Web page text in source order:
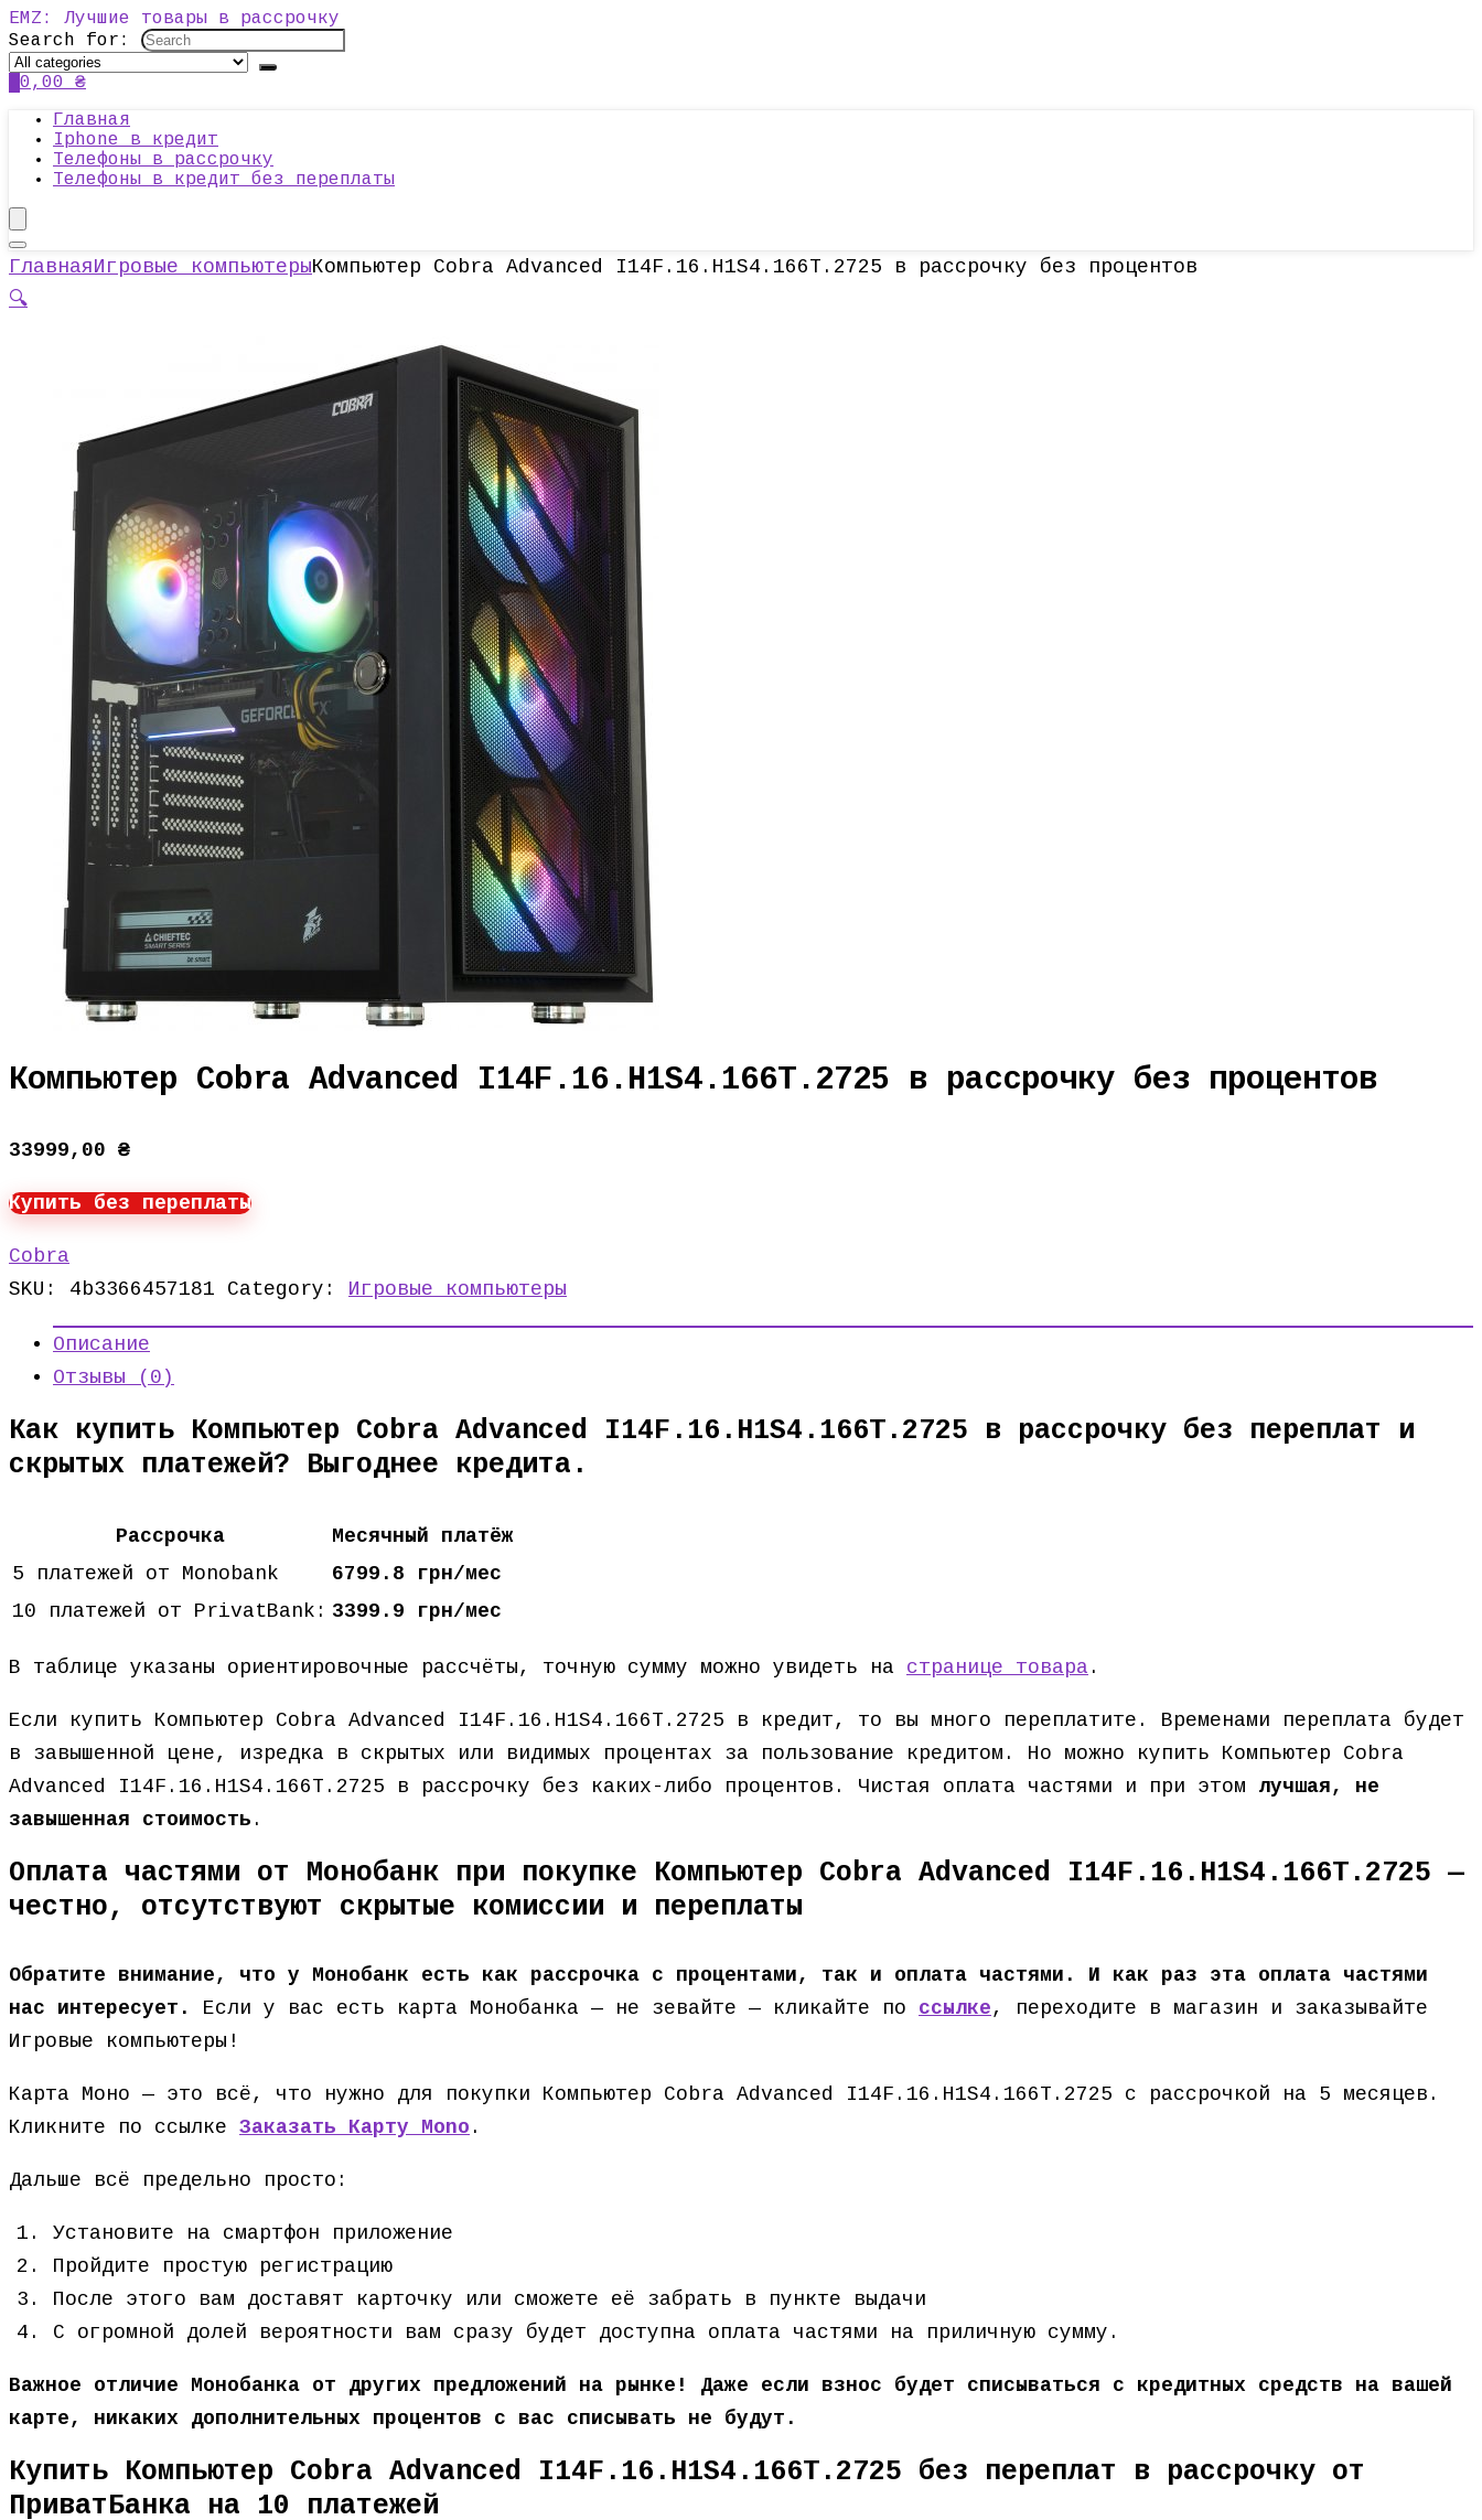
EMZ: Лучшие товары в рассрочку
Search for:
0,00 ₴
Главная
Iphone в кредит
Телефоны в рассрочку
Телефоны в кредит без переплаты
ГлавнаяИгровые компьютерыКомпьютер Cobra Advanced I14F.16.H1S4.166T.2725 в рассрочку без процентов
🔍
Компьютер Cobra Advanced I14F.16.H1S4.166T.2725 в рассрочку без процентов
33999,00 ₴
Купить без переплаты
Cobra
SKU: 4b3366457181 Category: Игровые компьютеры
Описание
Отзывы (0)
Как купить Компьютер Cobra Advanced I14F.16.H1S4.166T.2725 в рассрочку без переплат и
скрытых платежей? Выгоднее кредита.
Рассрочка
Месячный платёж
5 платежей от Monobank
6799.8 грн/мес
10 платежей от PrivatBank: 3399.9 грн/мес
В таблице указаны ориентировочные рассчёты, точную сумму можно увидеть на странице товара .
Если купить Компьютер Cobra Advanced I14F.16.H1S4.166T.2725 в кредит, то вы много переплатите. Временами переплата будет
в завышенной цене, изредка в скрытых или видимых процентах за пользование кредитом. Но можно купить Компьютер Cobra
Advanced I14F.16.H1S4.166T.2725 в рассрочку без каких-либо процентов. Чистая оплата частями и при этом лучшая, не
завышенная стоимость .
Оплата частями от Монобанк при покупке Компьютер Cobra Advanced I14F.16.H1S4.166T.2725 —
честно, отсутствуют скрытые комиссии и переплаты
Обратите внимание, что у Монобанк есть как рассрочка с процентами, так и оплата частями. И как раз эта оплата частями
нас интересует.
Если у вас есть карта Монобанка — не зевайте — кликайте по ссылке, переходите в магазин и заказывайте
Игровые компьютеры!
Карта Моно — это всё, что нужно для покупки Компьютер Cobra Advanced I14F.16.H1S4.166T.2725 с рассрочкой на 5 месяцев.
Кликните по ссылке Заказать Карту Mono .
Дальше всё предельно просто:
Установите на смартфон приложение
Пройдите простую регистрацию
После этого вам доставят карточку или сможете её забрать в пункте выдачи
С огромной долей вероятности вам сразу будет доступна оплата частями на приличную сумму.
Важное отличие Монобанка от других предложений на рынке! Даже если взнос будет списываться с кредитных средств на вашей
карте, никаких дополнительных процентов с вас списывать не будут.
Купить Компьютер Cobra Advanced I14F.16.H1S4.166T.2725 без переплат в рассрочку от
ПриватБанка на 10 платежей